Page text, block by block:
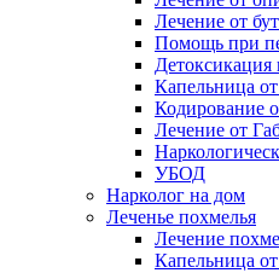
Лечение от
Помощь при
Детоксикация
Капельница
Кодирование
Лечение от
УБОД
Нарколог на дом
Леченье похмелья
Лечение
Капельница